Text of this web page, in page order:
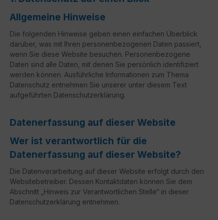
Allgemeine Hinweise
Die folgenden Hinweise geben einen einfachen Überblick
darüber, was mit Ihren personenbezogenen Daten passiert,
wenn Sie diese Website besuchen. Personenbezogene
Daten sind alle Daten, mit denen Sie persönlich identifiziert
werden können. Ausführliche Informationen zum Thema
Datenschutz entnehmen Sie unserer unter diesem Text
aufgeführten Datenschutzerklärung.
Datenerfassung auf dieser Website
Wer ist verantwortlich für die
Datenerfassung auf dieser Website?
Die Datenverarbeitung auf dieser Website erfolgt durch den
Websitebetreiber. Dessen Kontaktdaten können Sie dem
Abschnitt „Hinweis zur Verantwortlichen Stelle“ in dieser
Datenschutzerklärung entnehmen.